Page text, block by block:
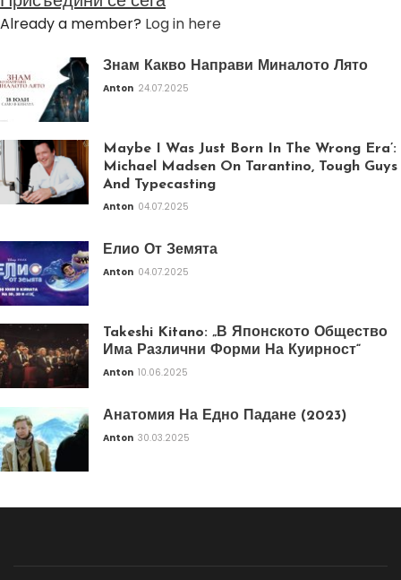
Already a member? Log in here
Знам Какво Направи Миналото Лято
Anton 24.07.2025
Maybe I Was Just Born In The Wrong Era’:
Michael Madsen On Tarantino, Tough Guys
And Typecasting
Anton 04.07.2025
Елио От Земята
Anton 04.07.2025
Takeshi Kitano: „В Японското Общество
Има Различни Форми На Куирност“
Anton 10.06.2025
Анатомия На Едно Падане (2023)
Anton 30.03.2025